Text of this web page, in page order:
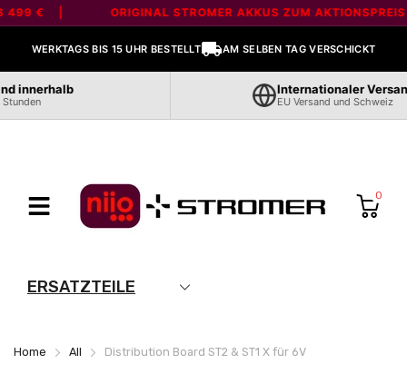
Liquid error (layout/theme line 80): Error in tag 'section' - 'marquee' is
not a valid section type
499 € | ORIGINAL STROMER AKKUS ZUM
WERKTAGS BIS 15 UHR BESTELLT AM SELBEN TAG VERSCHICKT
innerhalb Internationaler Versand
EU Versand und Schweiz
0
ERSATZTEILE
Home All Distribution Board ST2 & ST1 X für 6V